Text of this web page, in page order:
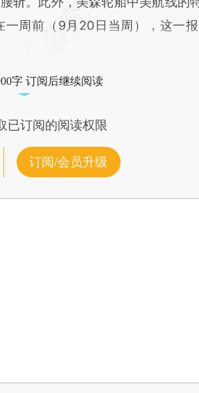
周前（9月20日当周），这一
字 订阅后继续阅读
已订阅的阅读权限
订阅/会员升级